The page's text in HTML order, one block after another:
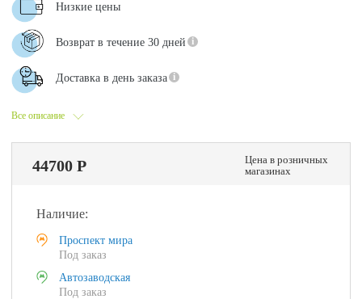
Все описание
Низкие цены
Возврат в течение 30 дней
Доставка в день заказа
44700 Р
Цена в розничных
магазинах
Наличие:
Проспект мира
Под заказ
Автозаводская
Под заказ